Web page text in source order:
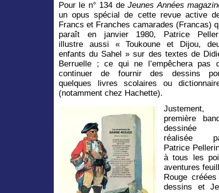
Pour le n° 134 deJeunes Années
un opus spécial de cette revue active
Francs et Franches camarades (Francas)
paraît en janvier 1980, Patrice
illustre aussi « Toukoune et Dijou,
enfants du Sahel » sur des textes de
Berruelle ; ce qui ne l’empêchera pas
continuer de fournir des dessins
quelques livres scolaires ou
(notamment chez Hachette).
Justement,
première
dessinée
réalisée
Patrice
à tous les
aventures
Rouge
dessins et